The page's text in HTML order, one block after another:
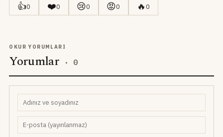
👍0 ❤️0 😢0 😡0 🔥0
OKUR YORUMLARI
Yorumlar · 0